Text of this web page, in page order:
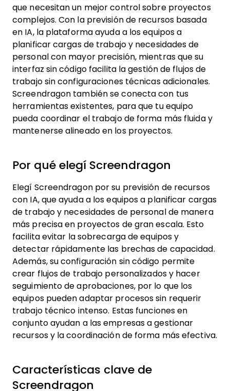
que necesitan un mejor control sobre proyectos
complejos. Con la previsión de recursos basada
en IA, la plataforma ayuda a los equipos a
planificar cargas de trabajo y necesidades de
personal con mayor precisión, mientras que su
interfaz sin código facilita la gestión de flujos de
trabajo sin configuraciones técnicas adicionales.
Screendragon también se conecta con tus
herramientas existentes, para que tu equipo
pueda coordinar el trabajo de forma más fluida y
mantenerse alineado en los proyectos.
Por qué elegí Screendragon
Elegí Screendragon por su previsión de recursos
con IA, que ayuda a los equipos a planificar cargas
de trabajo y necesidades de personal de manera
más precisa en proyectos de gran escala. Esto
facilita evitar la sobrecarga de equipos y
detectar rápidamente las brechas de capacidad.
Además, su configuración sin código permite
crear flujos de trabajo personalizados y hacer
seguimiento de aprobaciones, por lo que los
equipos pueden adaptar procesos sin requerir
trabajo técnico intenso. Estas funciones en
conjunto ayudan a las empresas a gestionar
recursos y la coordinación de forma más efectiva.
Características clave de
Screendragon